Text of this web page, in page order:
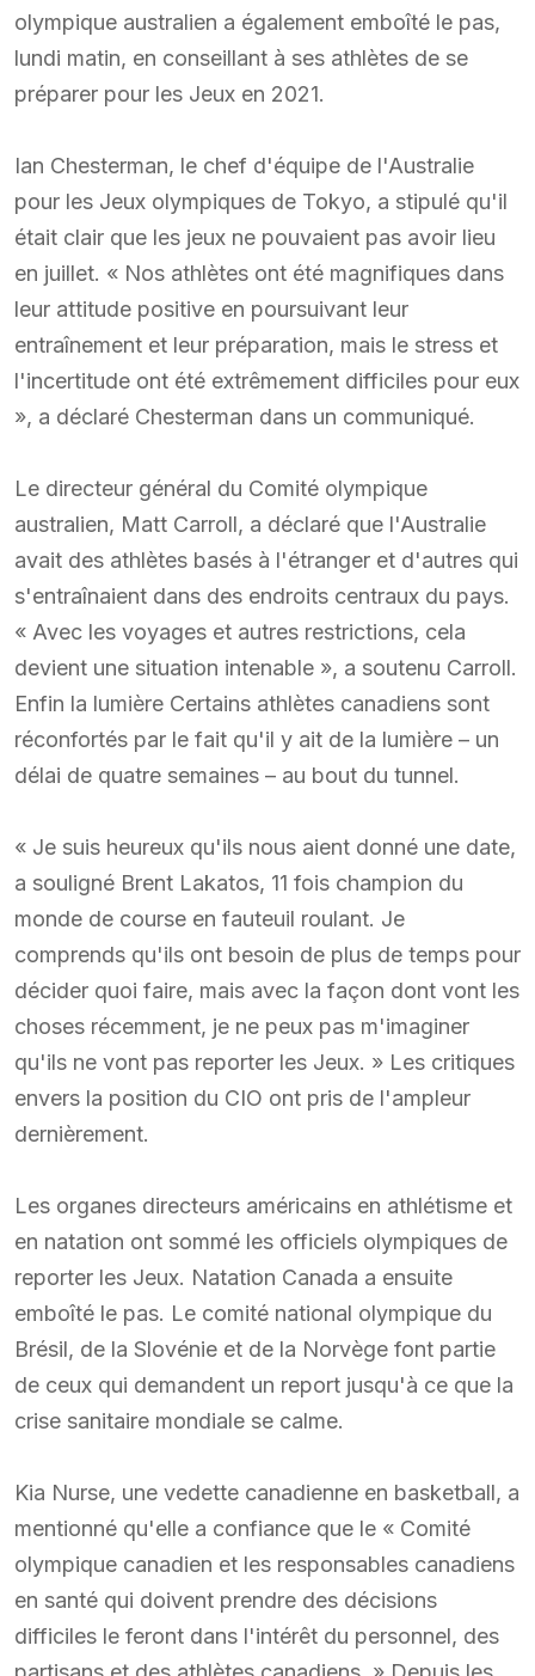
olympique australien a également emboîté le pas,
lundi matin, en conseillant à ses athlètes de se
préparer pour les Jeux en 2021.
Ian Chesterman, le chef d'équipe de l'Australie
pour les Jeux olympiques de Tokyo, a stipulé qu'il
était clair que les jeux ne pouvaient pas avoir lieu
en juillet. « Nos athlètes ont été magnifiques dans
leur attitude positive en poursuivant leur
entraînement et leur préparation, mais le stress et
l'incertitude ont été extrêmement difficiles pour eux
», a déclaré Chesterman dans un communiqué.
Le directeur général du Comité olympique
australien, Matt Carroll, a déclaré que l'Australie
avait des athlètes basés à l'étranger et d'autres qui
s'entraînaient dans des endroits centraux du pays.
« Avec les voyages et autres restrictions, cela
devient une situation intenable », a soutenu Carroll.
Enfin la lumière Certains athlètes canadiens sont
réconfortés par le fait qu'il y ait de la lumière – un
délai de quatre semaines – au bout du tunnel.
« Je suis heureux qu'ils nous aient donné une date,
a souligné Brent Lakatos, 11 fois champion du
monde de course en fauteuil roulant. Je
comprends qu'ils ont besoin de plus de temps pour
décider quoi faire, mais avec la façon dont vont les
choses récemment, je ne peux pas m'imaginer
qu'ils ne vont pas reporter les Jeux. » Les critiques
envers la position du CIO ont pris de l'ampleur
dernièrement.
Les organes directeurs américains en athlétisme et
en natation ont sommé les officiels olympiques de
reporter les Jeux. Natation Canada a ensuite
emboîté le pas. Le comité national olympique du
Brésil, de la Slovénie et de la Norvège font partie
de ceux qui demandent un report jusqu'à ce que la
crise sanitaire mondiale se calme.
Kia Nurse, une vedette canadienne en basketball, a
mentionné qu'elle a confiance que le « Comité
olympique canadien et les responsables canadiens
en santé qui doivent prendre des décisions
difficiles le feront dans l'intérêt du personnel, des